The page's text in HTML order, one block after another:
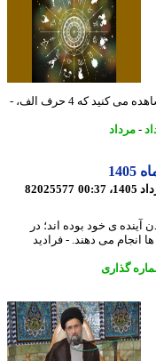
حرف الفبای فارسی انجام می شود. در این فال مشاهده می کنید که 4 حرف الف، -
مرداد
82025577
ی خود بوده اند؛ در
می دهند. - فرادید
گذاری